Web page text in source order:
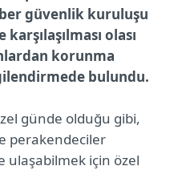
güvenlik kuruluşu
olası
korunma
bulundu.
günde olduğu gibi,
perakendeciler
için özel